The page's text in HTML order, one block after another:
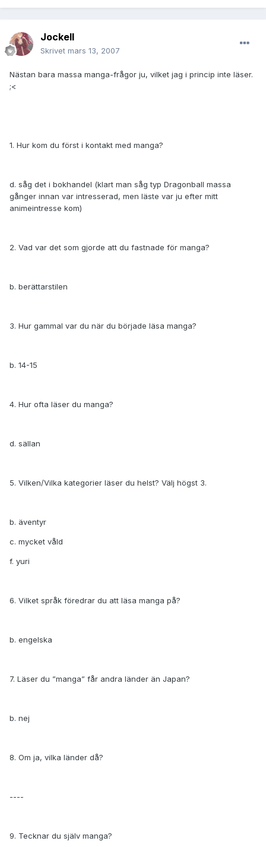
JockeII
Skrivet mars 13, 2007
Nästan bara massa manga-frågor ju, vilket jag i princip inte läser.
;<
1. Hur kom du först i kontakt med manga?
d. såg det i bokhandel (klart man såg typ Dragonball massa
gånger innan var intresserad, men läste var ju efter mitt
animeintresse kom)
2. Vad var det som gjorde att du fastnade för manga?
b. berättarstilen
3. Hur gammal var du när du började läsa manga?
b. 14-15
4. Hur ofta läser du manga?
d. sällan
5. Vilken/Vilka kategorier läser du helst? Välj högst 3.
b. äventyr
c. mycket våld
f. yuri
6. Vilket språk föredrar du att läsa manga på?
b. engelska
7. Läser du ”manga” får andra länder än Japan?
b. nej
8. Om ja, vilka länder då?
----
9. Tecknar du själv manga?